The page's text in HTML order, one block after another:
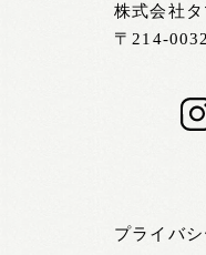
株式会社タ
〒214-
プライバ